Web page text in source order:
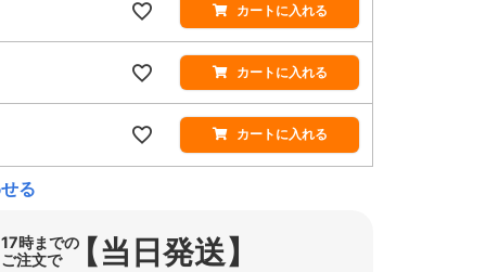
カートに入れる
カートに入れる
カートに入れる
る
17時までの
ご注文で 【当日発送】